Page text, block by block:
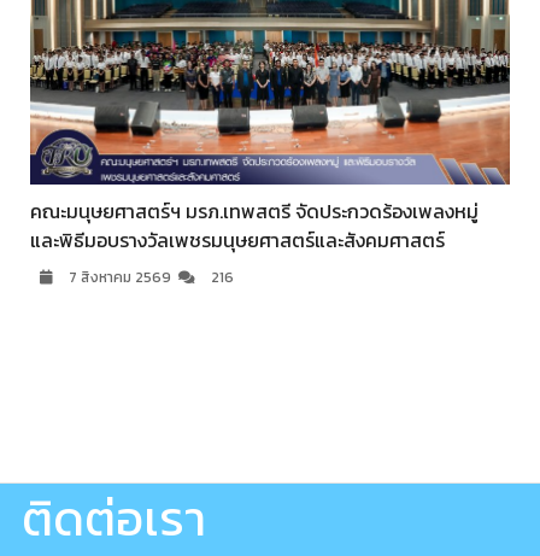
คณะมนุษยศาสตร์ฯ มรภ.เทพสตรี จัดประกวดร้องเพลงหมู่
และพิธีมอบรางวัลเพชรมนุษยศาสตร์และสังคมศาสตร์
7 สิงหาคม 2569 216
ติดต่อเรา